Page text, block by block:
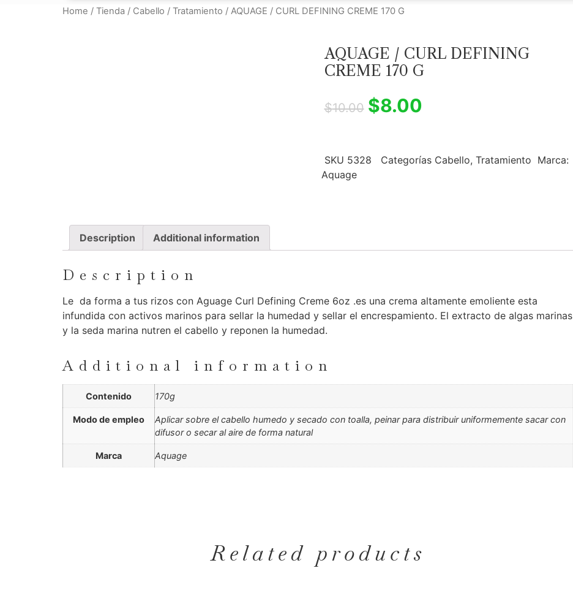
Home / Tienda / Cabello / Tratamiento / AQUAGE / CURL DEFINING CREME 170 G
AQUAGE / CURL DEFINING
CREME 170 G
$10.00 $8.00
SKU 5328 Categorías Cabello, Tratamiento Marca:
Aquage
Description Additional information
Description
Le da forma a tus rizos con Aguage Curl Defining Creme 6oz .es una crema altamente emoliente esta
infundida con activos marinos para sellar la humedad y sellar el encrespamiento. El extracto de algas marinas
y la seda marina nutren el cabello y reponen la humedad.
Additional information
Contenido 170g
Modo de empleo
Aplicar sobre el cabello humedo y secado con toalla, peinar para distribuir uniformemente sacar con
difusor o secar al aire de forma natural
Marca Aquage
Related products